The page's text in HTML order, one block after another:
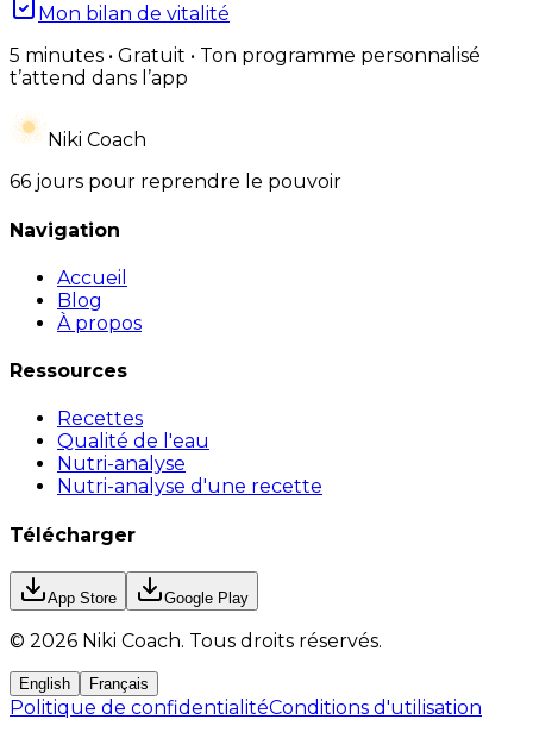
Mon bilan de vitalité
5 minutes • Gratuit • Ton programme personnalisé
t’attend dans l’app
Niki Coach
66 jours pour reprendre le pouvoir
Navigation
Accueil
Blog
À propos
Ressources
Recettes
Qualité de l'eau
Nutri-analyse
Nutri-analyse d'une recette
Télécharger
App Store Google Play
© 2026 Niki Coach. Tous droits réservés.
English Français
Politique de confidentialitéConditions d'utilisation